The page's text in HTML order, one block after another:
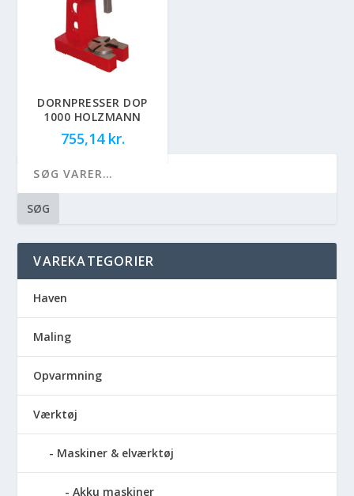
DORNPRESSER DOP
1000 HOLZMANN
755,14 kr.
SØG
VAREKATEGORIER
Haven
Maling
Opvarmning
Værktøj
Maskiner & elværktøj
Akku maskiner